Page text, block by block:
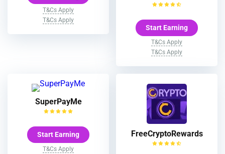
T&Cs Apply
T&Cs Apply
Start Earning
T&Cs Apply
T&Cs Apply
SuperPayMe
Start Earning
T&Cs Apply
FreeCryptoRewards